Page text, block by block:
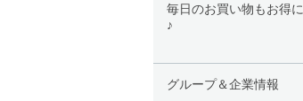
毎日のお買い物もお得に
♪
グループ＆企業情報